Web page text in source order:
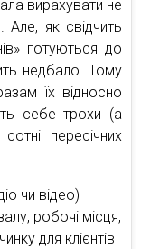
вирахувати не
як свідчить
готуються до
недбало. Тому
їх відносно
себе трохи (а
пересічних
чи відео)
робочі місця,
для клієнтів